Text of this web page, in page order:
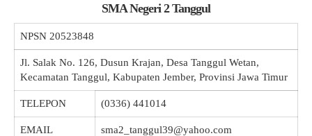
SMA Negeri 2 Tanggul
NPSN 20523848
Jl. Salak No. 126, Dusun Krajan, Desa Tanggul Wetan,
Kecamatan Tanggul, Kabupaten Jember, Provinsi Jawa Timur
TELEPON (0336) 441014
EMAIL sma2_tanggul39@yahoo.com